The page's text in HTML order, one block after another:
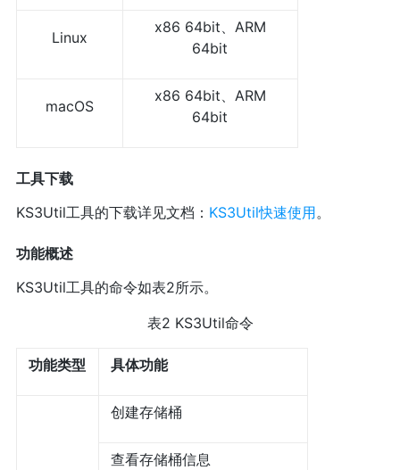
Linux
x86 64bit、ARM
64bit
macOS
x86 64bit、ARM
64bit
工具下载
KS3Util工具的下载详见文档： KS3Util快速使用。
功能概述
KS3Util工具的命令如表2所示。
表2 KS3Util命令
功能类型 具体功能
创建存储桶
查看存储桶信息